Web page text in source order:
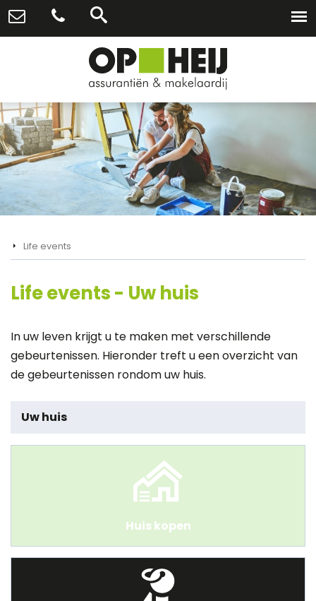
Life events
Life events - Uw huis
In uw leven krijgt u te maken met verschillende
gebeurtenissen. Hieronder treft u een overzicht van
de gebeurtenissen rondom uw huis.
Uw huis
Huis kopen